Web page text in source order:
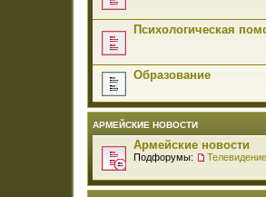
Психологическая
Образование
АРМЕЙСКИЕ НОВОСТИ
Армейские новости
Подфорумы: Телевидение